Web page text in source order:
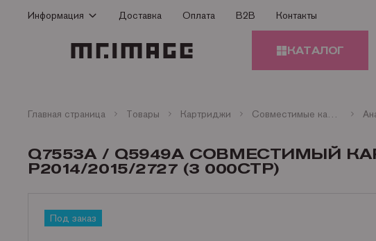
Информация
Доставка
Сертификаты
Контакты
Доставка Оплата B2B Контакты
КАТАЛОГ
Главная страница Товары Картриджи Совместимые картриджи
Q7553A / Q5949A СОВМЕСТИМЫЙ
P2014/2015/2727 (3 000СТР)
Под заказ